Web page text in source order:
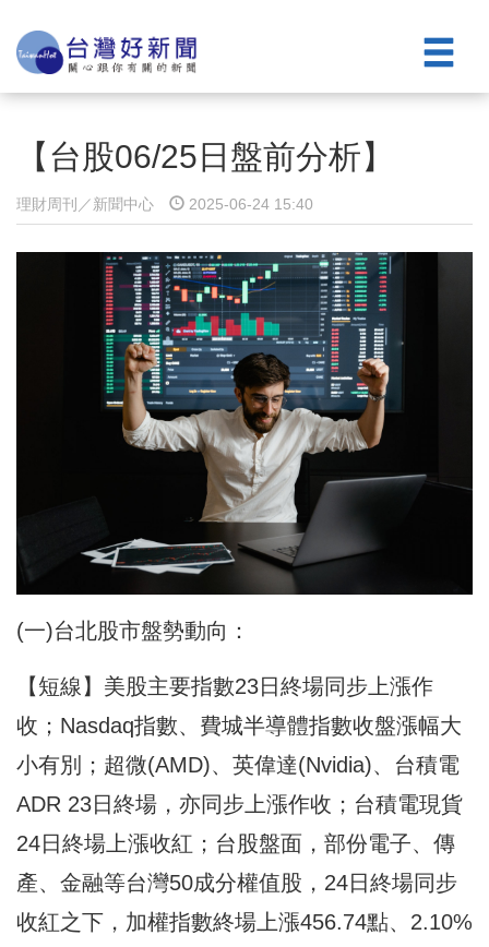
【台股06/25日盤前分析】
理財周刊／新聞中心 2025-06-24 15:40
(一)台北股市盤勢動向：
【短線】美股主要指數23日終場同步上漲作
收；Nasdaq指數、費城半導體指數收盤漲幅大
小有別；超微(AMD)、英偉達(Nvidia)、台積電
ADR 23日終場，亦同步上漲作收；台積電現貨
24日終場上漲收紅；台股盤面，部份電子、傳
產、金融等台灣50成分權值股，24日終場同步
收紅之下，加權指數終場上漲456.74點、2.10%